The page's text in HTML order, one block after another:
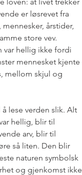
er løsrevet fra
årstider,
store vev.
var hellig ikke fordi
mennesket kjente
mellom skjul og
lese verden slik. Alt
hellig, blir til
arv, blir til
så liten. Den blir
naturen symbolsk
og gjenkomst ikke